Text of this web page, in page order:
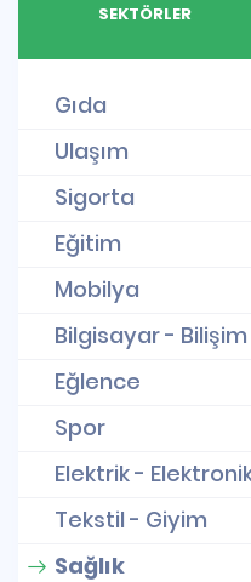
SEKTÖRLER
Gıda
Ulaşım
Sigorta
Eğitim
Mobilya
Bilgisayar - Bilişim
Eğlence
Spor
Elektrik -
Tekstil - Giyim
Sağlık